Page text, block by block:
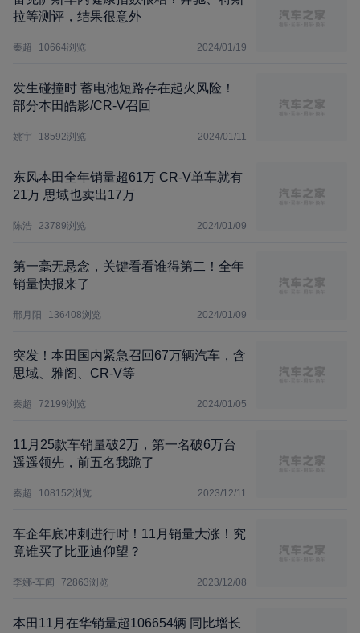
拉等测评，结果很意外
秦超 10664浏览 2024/01/19
发生碰撞时 蓄电池短路存在起火风险！
部分本田皓影/CR-V召回
姚宇 18592浏览 2024/01/11
东风本田全年销量超61万 CR-V单车就有
21万 思域也卖出17万
陈浩 23789浏览 2024/01/09
第一毫无悬念，关键看看谁得第二！全年
销量快报来了
邢月阳 136408浏览 2024/01/09
突发！本田国内紧急召回67万辆汽车，含
思域、雅阁、CR-V等
秦超 72199浏览 2024/01/05
11月25款车销量破2万，第一名破6万台
遥遥领先，前五名我跪了
秦超 108152浏览 2023/12/11
车企年底冲刺进行时！11月销量大涨！究
竟谁买了比亚迪仰望？
李娜-车闻 72863浏览 2023/12/08
本田11月在华销量超106654辆 同比增长